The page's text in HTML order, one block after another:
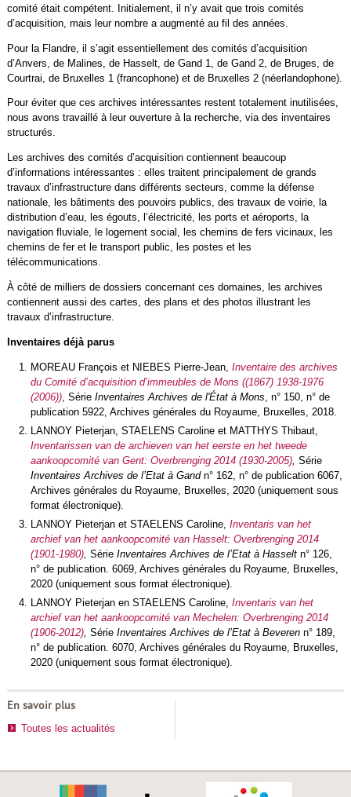
comité était compétent. Initialement, il n’y avait que trois comités
d’acquisition, mais leur nombre a augmenté au fil des années.
Pour la Flandre, il s’agit essentiellement des comités d’acquisition
d’Anvers, de Malines, de Hasselt, de Gand 1, de Gand 2, de Bruges, de
Courtrai, de Bruxelles 1 (francophone) et de Bruxelles 2 (néerlandophone).
Pour éviter que ces archives intéressantes restent totalement inutilisées,
nous avons travaillé à leur ouverture à la recherche, via des inventaires
structurés.
Les archives des comités d’acquisition contiennent beaucoup
d’informations intéressantes : elles traitent principalement de grands
travaux d’infrastructure dans différents secteurs, comme la défense
nationale, les bâtiments des pouvoirs publics, des travaux de voirie, la
distribution d’eau, les égouts, l’électricité, les ports et aéroports, la
navigation fluviale, le logement social, les chemins de fers vicinaux, les
chemins de fer et le transport public, les postes et les
télécommunications.
À côté de milliers de dossiers concernant ces domaines, les archives
contiennent aussi des cartes, des plans et des photos illustrant les
travaux d’infrastructure.
Inventaires déjà parus
MOREAU François et NIEBES Pierre-Jean, Inventaire des archives
du Comité d’acquisition d’immeubles de Mons ((1867) 1938-1976
(2006)), Série Inventaires Archives de l'État à Mons , n° 150, n° de
publication 5922, Archives générales du Royaume, Bruxelles, 2018.
LANNOY Pieterjan, STAELENS Caroline et MATTHYS Thibaut,
Inventarissen van de archieven van het eerste en het tweede
aankoopcomité van Gent: Overbrenging 2014 (1930-2005), Série
Inventaires Archives de l’Etat à Gandn° 162, n° de publication 6067,
Archives générales du Royaume, Bruxelles, 2020 (uniquement sous
format électronique).
LANNOY Pieterjan et STAELENS Caroline, Inventaris van het
archief van het aankoopcomité van Hasselt: Overbrenging 2014
(1901-1980), SérieInventaires Archives de l’Etat à Hasseltn° 126,
n° de publication. 6069, Archives générales du Royaume, Bruxelles,
2020 (uniquement sous format électronique).
LANNOY Pieterjan en STAELENS Caroline, Inventaris van het
archief van het aankoopcomité van Mechelen: Overbrenging 2014
(1906-2012), SérieInventaires Archives de l’Etat à Beverenn° 189,
n° de publication. 6070, Archives générales du Royaume, Bruxelles,
2020 (uniquement sous format électronique).
En savoir plus
Toutes les actualités